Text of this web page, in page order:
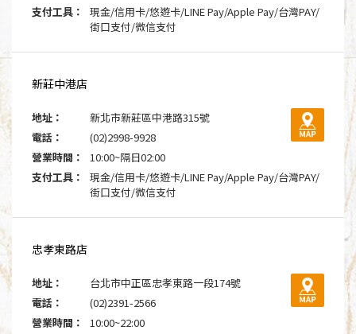
支付工具：
現金/信用卡/悠遊卡/LINE Pay/Apple Pay/台灣PAY/
街口支付/微信支付
新莊中港店
地址：
新北市新莊區中港路315號
電話：
(02)2998-9928
營業時間：
10:00~隔日02:00
支付工具：
現金/信用卡/悠遊卡/LINE Pay/Apple Pay/台灣PAY/
街口支付/微信支付
忠孝東路店
地址：
台北市中正區忠孝東路一段174號
電話：
(02)2391-2566
營業時間：
10:00~22:00